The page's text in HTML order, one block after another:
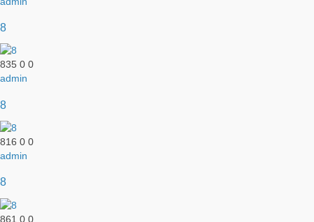
8
835 0 0
admin
8
816 0 0
admin
8
861 0 0